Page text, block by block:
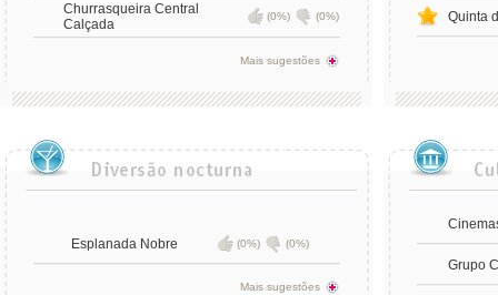
Churrasqueira Central
Calçada
(0%) (0%)
Mais sugestões
Quinta
Esplanada Nobre (0%) (0%)
Mais sugestões
Grupo